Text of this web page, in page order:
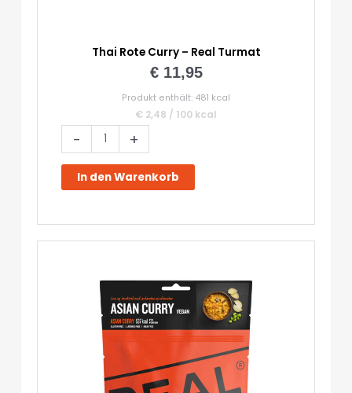
Thai Rote Curry – Real Turmat
€11,95
Produkt enthält: 481 kcal
€ 2,48 / 100 kcal
-
Rote
Curry
-
+
In den Warenkorb